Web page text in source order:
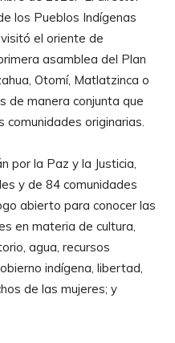
los Pueblos Indígenas
el oriente de
asamblea del Plan
Otomí, Matlatzinca o
de manera conjunta que
comunidades originarias.
por la Paz y la Justicia,
y de 84 comunidades
abierto para conocer las
en materia de cultura,
agua, recursos
indígena, libertad,
de las mujeres; y